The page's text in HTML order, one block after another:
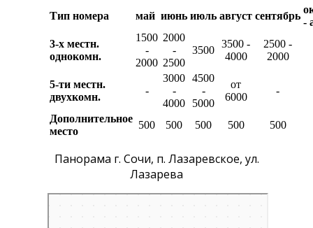
Тип номера май июнь июль август сентябрь
-
3-х местн.
однокомн.
1500
-
2000
2000
-
2500
3500
3500 -
4000
2500 -
2000
5-ти местн.
двухкомн.
-
3000
-
4000
4500
-
5000
от
6000
-
Дополнительное
место
500 500 500 500 500
Панорама г. Сочи, п. Лазаревское, ул.
Лазарева